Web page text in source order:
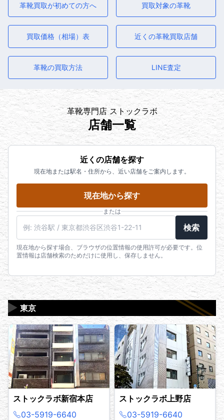
革靴買取が初めての方へ 買取対象の革靴
買取価格（相場）表 近くの革靴買取店舗
革靴の買取方法 LINE査定
革靴専門店 ストックラボ
店舗一覧
近くの店舗を探す
現在地または駅名・住所から、近い店舗をご案内します。
現在地から探す
または
検索
現在地から探す場合、ブラウザの位置情報の使用許可が必要です。位
置情報は店舗検索のためだけに使用し、保存しません。
東京
▶
ストックラボ新宿本店
03-5919-6640
ストックラボ上野店
03-5919-6640